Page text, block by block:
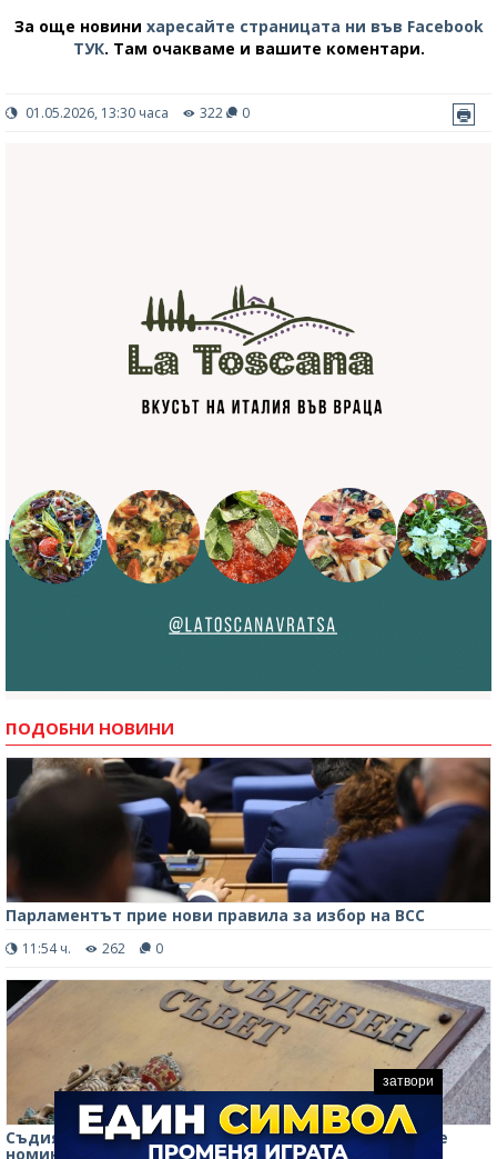
За още новини харесайте страницата ни във Facebook
ТУК. Там очакваме и вашите коментари.
01.05.2026, 13:30 часа 322 0
ПОДОБНИ НОВИНИ
Парламентът прие нови правила за избор на ВСС
11:54 ч. 262 0
Съдия от Варна и прокурор от ВКП: Ясни са първите
номинации за членове на ВСС
затвори